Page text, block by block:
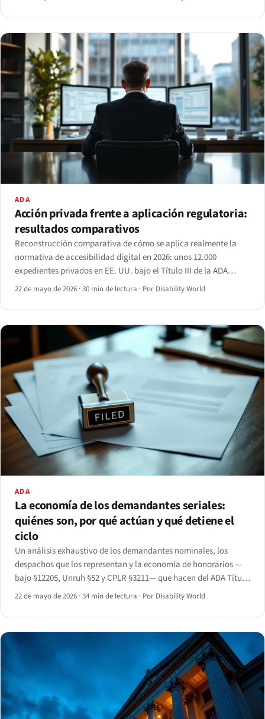
ADA
Acción privada frente a aplicación regulatoria:
resultados comparativos
Reconstrucción comparativa de cómo se aplica realmente la
normativa de accesibilidad digital en 2026: unos 12.000
expedientes privados en EE. UU. bajo el Título III de la ADA
frente a unos cientos de acciones lideradas por reguladores en
22 de mayo de 2026 ·30 min de lectura · Por Disability World
ADA
La economía de los demandantes seriales:
quiénes son, por qué actúan y qué detiene el
ciclo
Un análisis exhaustivo de los demandantes nominales, los
despachos que los representan y la economía de honorarios —
bajo §12205, Unruh §52 y CPLR §3211— que hacen del ADA Título
III el estatuto de derechos civiles más judicializado por los
22 de mayo de 2026 ·34 min de lectura · Por Disability World